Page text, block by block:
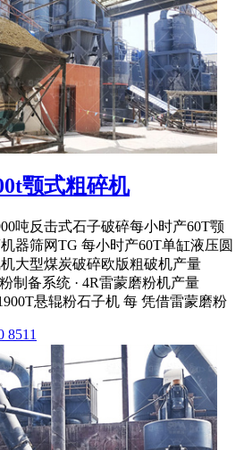
颚式粗碎机
吨反击式石子破碎每小时产60T颚
器筛网TG 每小时产60T单缸液压圆
大型煤炭破碎欧版粗破机产量
制备系统 · 4R雷蒙磨粉机产量
悬辊粉石子机 每 凭借雷蒙磨粉
8511